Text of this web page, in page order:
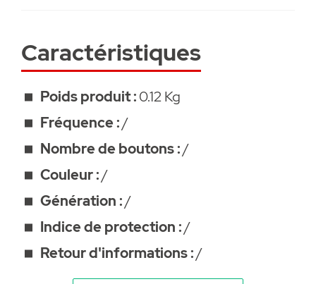
Caractéristiques
Poids produit :0.12 Kg
Fréquence :/
Nombre de boutons :/
Couleur :/
Génération :/
Indice de protection :/
Retour d'informations :/